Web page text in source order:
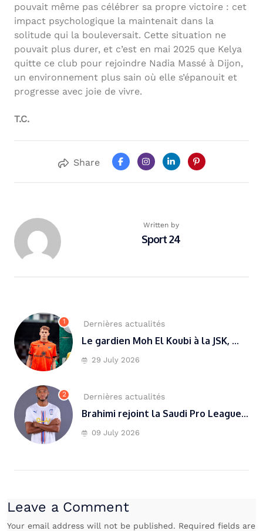
pouvait même pas célébrer sa propre victoire : cet
impact psychologique la maintenait dans la
solitude qui la bouleversait. Cette situation ne
pouvait plus durer, et c’est en mai 2025 que Kelya
quitte ce club pour rejoindre Nadia Massé à Dijon,
un environnement plus sain où elle s’épanouit et
progresse avec joie de vivre.
T.C.
Share
Written by
Sport 24
1 Dernières actualités
Le gardien Moh El Koubi à la JSK, ...
29 July 2026
2 Dernières actualités
Brahimi rejoint la Saudi Pro League...
09 July 2026
Leave a Comment
Your email address will not be published. Required fields are